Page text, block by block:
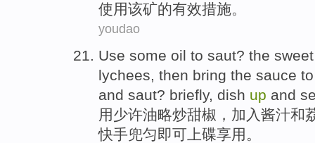
使用该矿的有效措施。
youdao
Use some oil to saut? the
lychees, then bring the sauce
and saut? briefly, dish up and
用少许油略炒甜椒 ， 加入酱汁和
快手兜匀即可 上碟享用 。